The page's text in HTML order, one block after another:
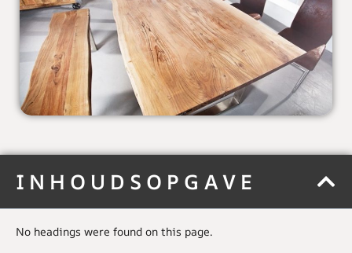
INHOUDSOPGAVE
No headings were found on this page.